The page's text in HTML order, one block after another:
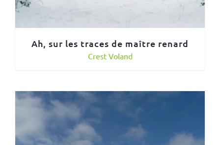
Ah, sur les traces de maître renard
Crest Voland